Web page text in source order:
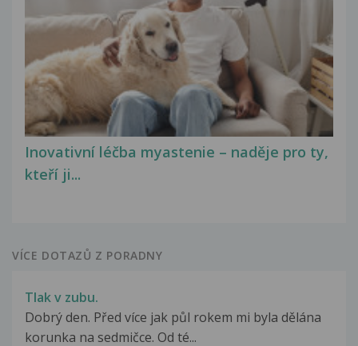
Inovativní léčba myastenie – naděje pro ty,
kteří ji...
VÍCE DOTAZŮ Z PORADNY
Tlak v zubu.
Dobrý den. Před více jak půl rokem mi byla dělána
korunka na sedmičce. Od té...